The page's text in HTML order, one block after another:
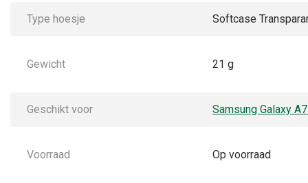
Type hoesje Softcase
Gewicht 21 g
Geschikt voor Samsung Galaxy
Voorraad Op voorraad